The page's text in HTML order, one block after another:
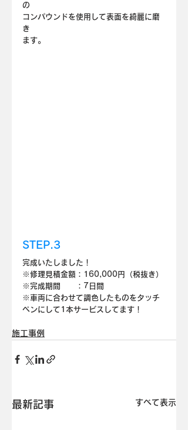
の
コンパウンドを使用して表面を綺麗に磨
き
ます。
STEP.3
完成いたしました！
※修理見積金額：160,000円（税抜き）
※完成期間　　：7日間
※車両に合わせて調色したものをタッチ
ペンにして1本サービスしてます！
施工事例
最新記事 すべて表示